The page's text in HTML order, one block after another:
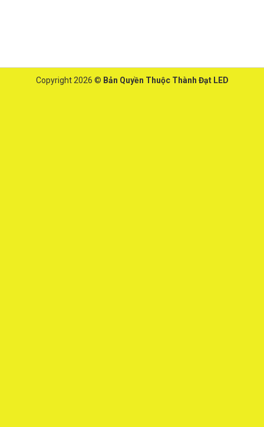
Copyright 2026 © Bản Quyền Thuộc Thành Đạt LED